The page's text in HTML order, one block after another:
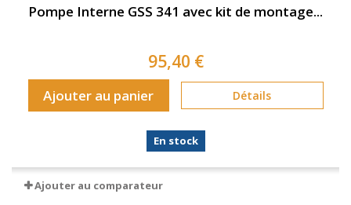
Pompe Interne GSS 341 avec kit de montage...
95,40 €
Ajouter au panier Détails
En stock
Ajouter au comparateur